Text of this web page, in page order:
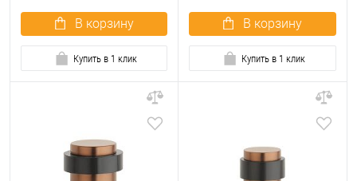
В корзину
Купить в 1 клик
В корзину
Купить в 1 клик